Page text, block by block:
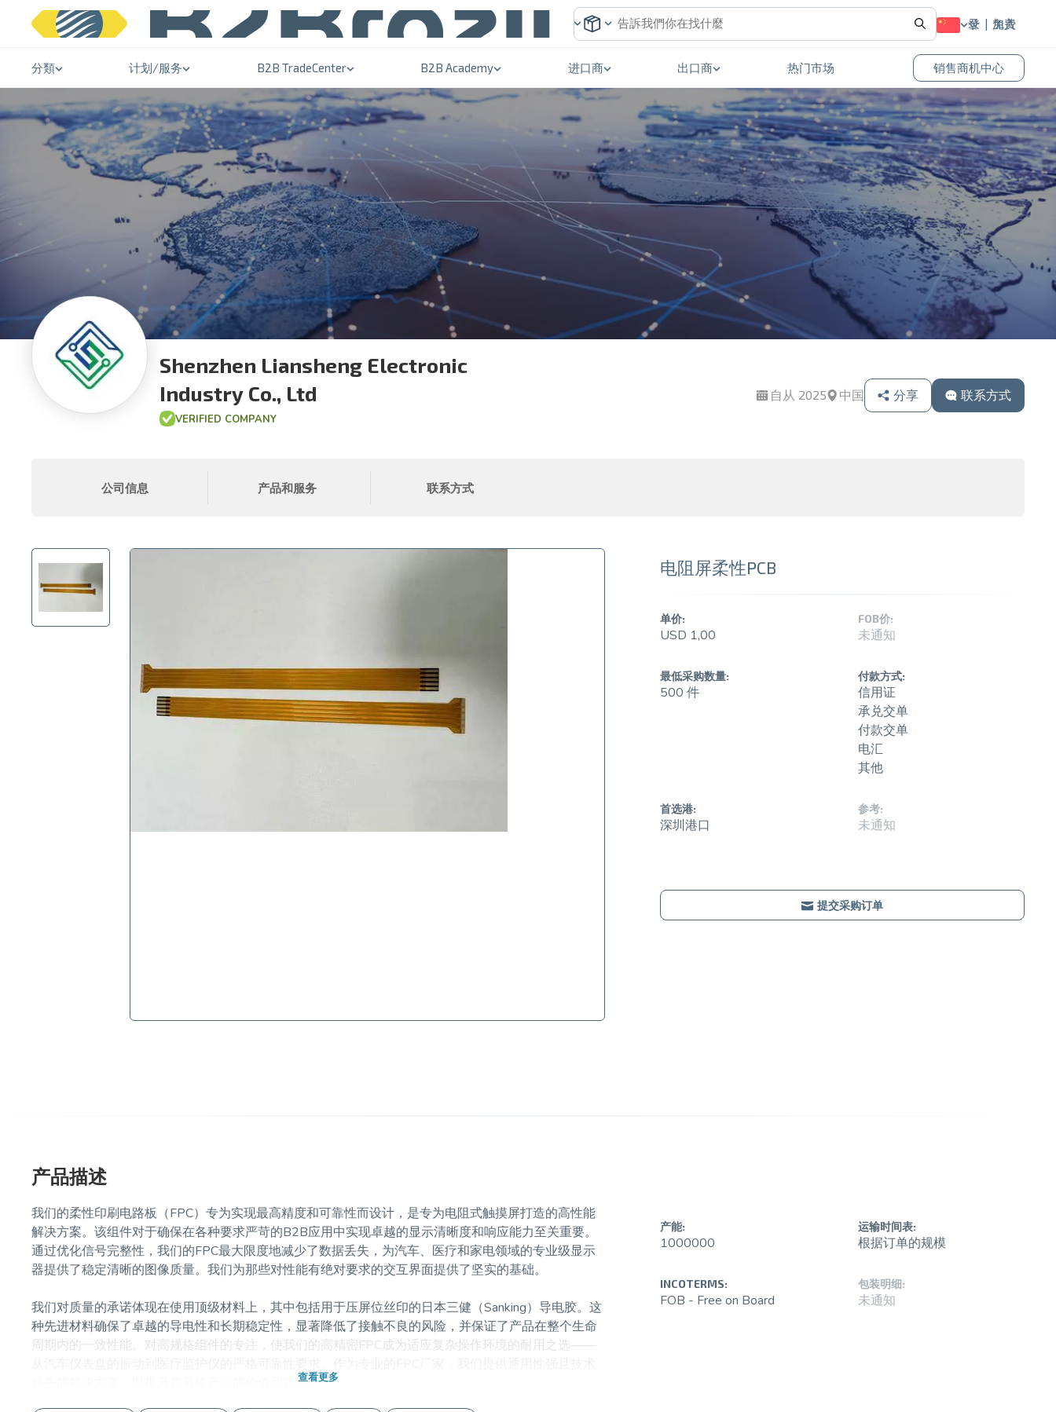
登录 免费加入
分類 计划/服务 B2B TradeCenter B2B Academy 进口商 出口商 热门市场 销售商机中心
Shenzhen Liansheng Electronic
Industry Co., Ltd
VERIFIED COMPANY
自从 2025 中国 分享 联系方式
公司信息 产品和服务 联系方式
电阻屏柔性PCB
单价:
USD 1,00
FOB价:
未通知
最低采购数量:
500 件
付款方式:
信用证
承兑交单
付款交单
电汇
其他
首选港:
深圳港口
参考:
未通知
提交采购订单
产品描述
我们的柔性印刷电路板（FPC）专为实现最高精度和可靠性而设计，是专为电阻式触摸屏打造的高性能
解决方案。该组件对于确保在各种要求严苛的B2B应用中实现卓越的显示清晰度和响应能力至关重要。
通过优化信号完整性，我们的FPC最大限度地减少了数据丢失，为汽车、医疗和家电领域的专业级显示
器提供了稳定清晰的图像质量。我们为那些对性能有绝对要求的交互界面提供了坚实的基础。
我们对质量的承诺体现在使用顶级材料上，其中包括用于压屏位丝印的日本三健（Sanking）导电胶。这
种先进材料确保了卓越的导电性和长期稳定性，显著降低了接触不良的风险，并保证了产品在整个生命
周期内的一致性能。对高规格组件的专注，使我们的高精密FPC成为适应复杂操作环境的耐用之选——
领先的解决方案，以提升您最终产品的价值和功能。
查看更多
产能:
1000000
运输时间表:
根据订单的规模
INCOTERMS:
FOB - Free on Board
包装明细:
未通知